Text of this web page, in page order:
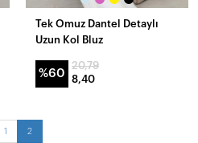
Tek Omuz Dantel Detaylı
Uzun Kol Bluz
%60
20,79
8,40
1 2